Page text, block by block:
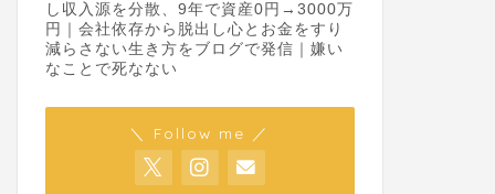
し収入源を分散、9年で資産0円→3000万
円｜会社依存から脱出し心とお金をすり
減らさない生き方をブログで発信｜嫌い
なことで死なない
＼ Follow me ／